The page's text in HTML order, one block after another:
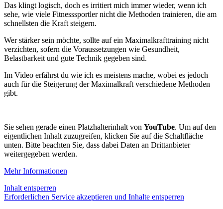
Das klingt logisch, doch es irritiert mich immer wieder, wenn ich
sehe, wie viele Fitnesssportler nicht die Methoden trainieren, die am
schnellsten die Kraft steigern.
Wer stärker sein möchte, sollte auf ein Maximalkrafttraining nicht
verzichten, sofern die Voraussetzungen wie Gesundheit,
Belastbarkeit und gute Technik gegeben sind.
Im Video erfährst du wie ich es meistens mache, wobei es jedoch
auch für die Steigerung der Maximalkraft verschiedene Methoden
gibt.
Sie sehen gerade einen Platzhalterinhalt von YouTube. Um auf den
eigentlichen Inhalt zuzugreifen, klicken Sie auf die Schaltfläche
unten. Bitte beachten Sie, dass dabei Daten an Drittanbieter
weitergegeben werden.
Mehr Informationen
Inhalt entsperren
Erforderlichen Service akzeptieren und Inhalte entsperren